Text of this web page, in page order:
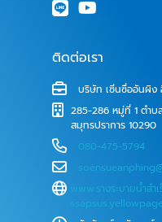
ติดต่อเรา
บริษัท เซิ่นซื่ออันผิง
285-286 หมู่ที่ 1 ตำบ
สมุทรปราการ 10290
080-475-5794
www.รางระบายน้ําสํา